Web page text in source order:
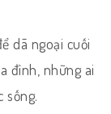
dã ngoại cuối
đình, những ai
sống.